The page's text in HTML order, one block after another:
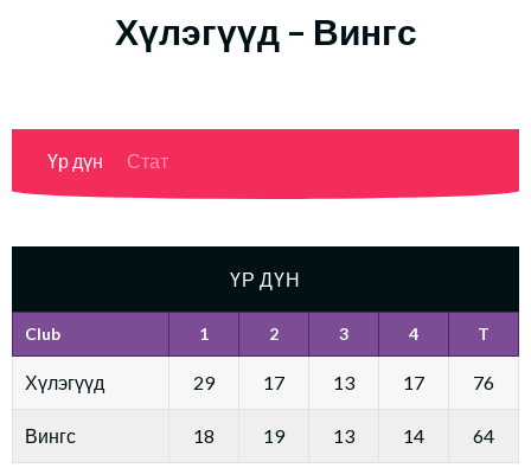
Хүлэгүүд – Вингс
Үр дүн Стат
ҮР ДҮН
Club 1 2 3 4 T
Хүлэгүүд 29 17 13 17 76
Вингс 18 19 13 14 64